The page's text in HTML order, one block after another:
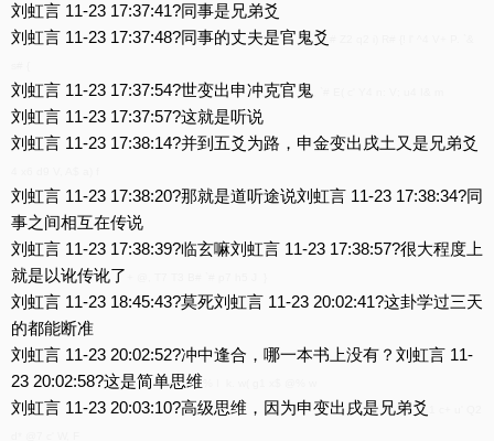
刘虹言 11-23 17:37:41?同事是兄弟爻
刘虹言 11-23 17:37:48?同事的丈夫是官鬼爻
刘虹言 11-23 17:37:54?世变出申冲克官鬼
刘虹言 11-23 17:37:57?这就是听说
刘虹言 11-23 17:38:14?并到五爻为路，申金变出戌土又是兄弟爻
刘虹言 11-23 17:38:20?那就是道听途说刘虹言 11-23 17:38:34?同
事之间相互在传说
刘虹言 11-23 17:38:39?临玄嘛刘虹言 11-23 17:38:57?很大程度上
就是以讹传讹了
刘虹言 11-23 18:45:43?莫死刘虹言 11-23 20:02:41?这卦学过三天
的都能断准
刘虹言 11-23 20:02:52?冲中逢合，哪一本书上没有？刘虹言 11-
23 20:02:58?这是简单思维
刘虹言 11-23 20:03:10?高级思维，因为申变出戌是兄弟爻